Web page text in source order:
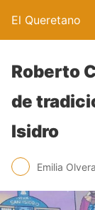
El Queretano
Roberto
de
Isidro
Emilia Olvera